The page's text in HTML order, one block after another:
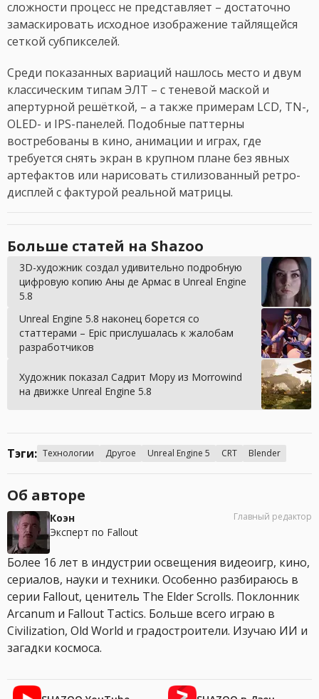
сложности процесс не представляет – достаточно
замаскировать исходное изображение тайлящейся
сеткой субпикселей.
Среди показанных вариаций нашлось место и двум
классическим типам ЭЛТ – с теневой маской и
апертурной решёткой, – а также примерам LCD, TN-,
OLED- и IPS-панелей. Подобные паттерны
востребованы в кино, анимации и играх, где
требуется снять экран в крупном плане без явных
артефактов или нарисовать стилизованный ретро-
дисплей с фактурой реальной матрицы.
Больше статей на Shazoo
3D-художник создал удивительно подробную
цифровую копию Аны де Армас в Unreal Engine
5.8
Unreal Engine 5.8 наконец борется со
статтерами – Epic прислушалась к жалобам
разработчиков
Художник показал Садрит Мору из Morrowind
на движке Unreal Engine 5.8
Тэги: Технологии Другое Unreal Engine 5 CRT Blender
Об авторе
Коэн
Эксперт по Fallout
Главный редактор
Более 16 лет в индустрии освещения видеоигр, кино,
сериалов, науки и техники. Особенно разбираюсь в
серии Fallout, ценитель The Elder Scrolls. Поклонник
Arcanum и Fallout Tactics. Больше всего играю в
Civilization, Old World и градостроители. Изучаю ИИ и
загадки космоса.